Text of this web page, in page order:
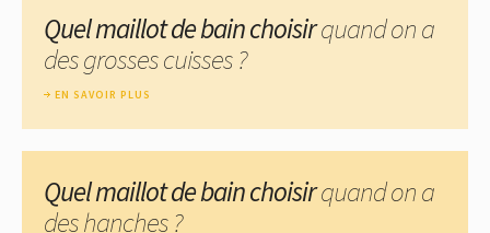
Quel maillot de bain choisirquand on a
des grosses cuisses ?
EN SAVOIR PLUS
Quel maillot de bain choisirquand on a
des hanches ?